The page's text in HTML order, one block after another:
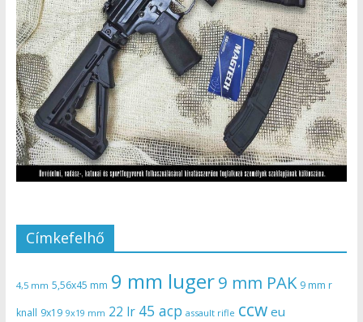
Címkefelhő
4,5 mm 5,56x45 mm 9 mm luger9 mm PAK 9 mm r
knall 9x19 9x19 mm 22 lr 45 acp assault rifle ccw eu